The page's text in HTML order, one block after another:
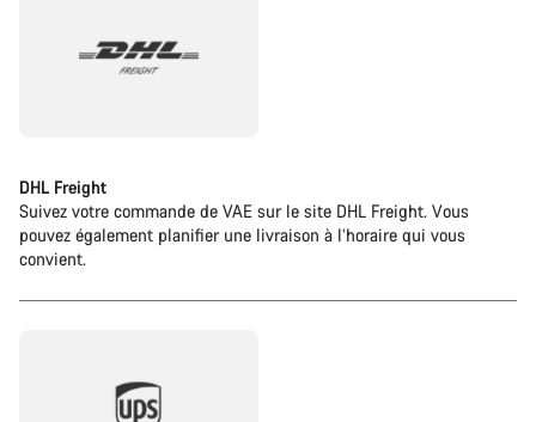
DHL Freight
Suivez votre commande de VAE sur le site DHL Freight. Vous
pouvez également planifier une livraison à l’horaire qui vous
convient.